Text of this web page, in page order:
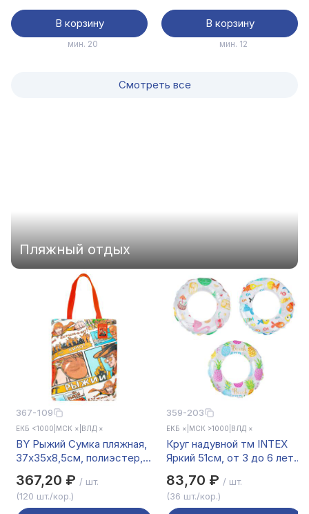
В корзину
мин. 12
В корзину
мин. 12
Смотреть все
Пляжный отдых
367-109
ЕКБ <1000 МСК × ВЛД ×
BY Рыжий Сумка пляжная,
37х35х8,5см, полиэстер, 1
367,20 ₽ / шт.
(120 шт./кор.)
359-203
ЕКБ × МСК >1000 ВЛД ×
Круг надувной тм INTEX
Яркий 51см, от 3 до 6 лет,
83,70 ₽ / шт.
(36 шт./кор.)